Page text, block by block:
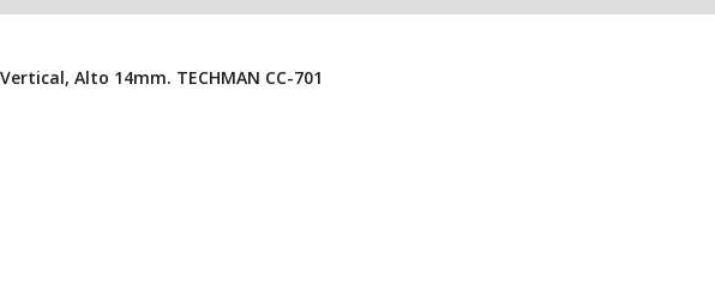
Conector USB “A” Hembra Para PCB En Vertical, Alto 14mm. TECHMAN CC-701